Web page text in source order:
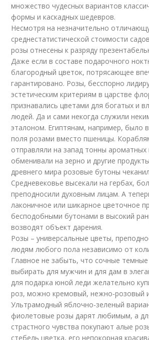
множество чудесных вариантов
формы и каскадных шедевров.
Несмотря на незначительно
среднестатистической стоимости
розы отнесены к разряду
Даже если в составе подарочного
благородный цветок, потрясающее
гарантировано. Розы, бесспорно
эстетическим критериям в царстве
признавались цветами для богатых и
людей. Да и сами некогда служили
эталоном. Египтянам, например, было
поля розами вместо пшеницы.
отправляли на запад тонны ароматных
обменивали на зерно и другие
древнего мира розовые бутоны
Средневековье высекали на гербах,
преподносили духовным лицам. А
лаконичное или шикарное цветочное
бесподобными бутонами в высокий
возводят объект дарения.
Розы – универсальные цветы,
людям любого пола независимо от
Главное не забыть, что сочные
выбирать для мужчин и для дам в
для подарка юной леди желательно
роз, можно кремовый, нежно-розовый
Ультрамодный яблочно-зеленый
фиолетовые розы дарят любимым, а
страстного чувства покупают алые
стебель цветка, его непокорная